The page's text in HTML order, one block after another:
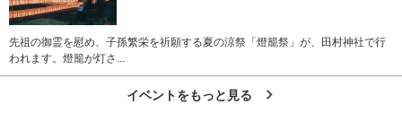
先祖の御霊を慰め、子孫繁栄を祈願する夏の涼祭「燈籠祭」が、田村神社で行
われます。燈籠が灯さ...
イベントをもっと見る